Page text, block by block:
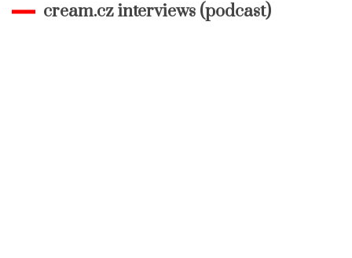
cream.cz interviews (podcast)